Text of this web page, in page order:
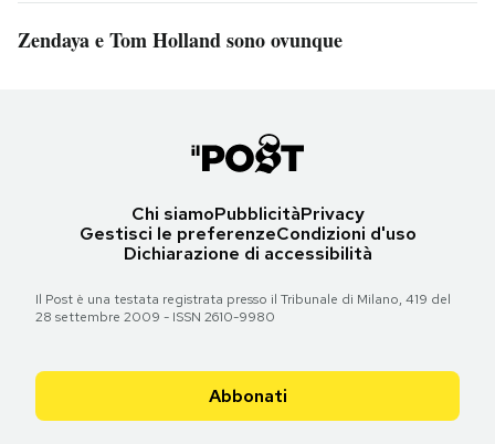
Zendaya e Tom Holland sono ovunque
Chi siamoPubblicitàPrivacy
Gestisci le preferenzeCondizioni d'uso
Dichiarazione di accessibilità
Il Post è una testata registrata presso il Tribunale di Milano, 419 del
28 settembre 2009 - ISSN 2610-9980
Abbonati